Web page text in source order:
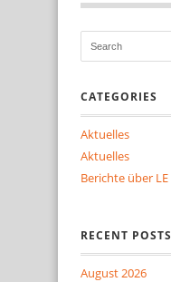
CATEGORIES
Aktuelles
Aktuelles
Berichte über LE
RECENT POSTS
August 2026